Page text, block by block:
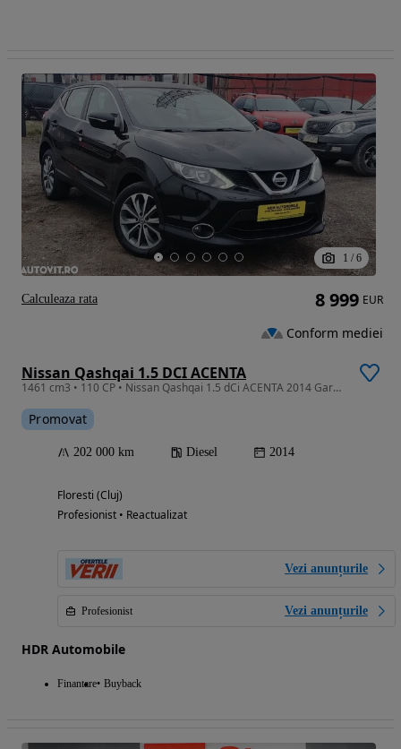
1 / 6
Nissan Qashqai 1.5 DCI ACENTA
1461 cm3 • 110 CP • Nissan Qashqai 1.5 dCi ACENTA 2014 Garantie/Rate
Promovat
202 000 km Diesel 2014
Floresti (Cluj)
Profesionist • Reactualizat
Vezi anunțurile
Profesionist Vezi anunțurile
HDR Automobile
Finantare Buyback
8 999 EUR
Conform mediei
Calculeaza rata